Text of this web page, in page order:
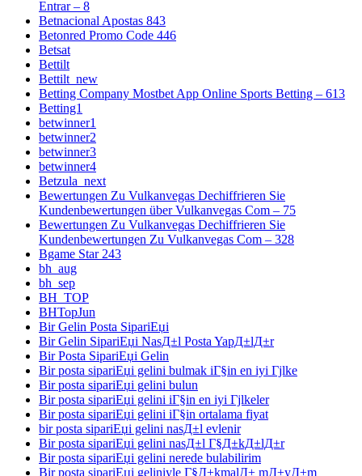
Entrar – 8
Betnacional Apostas 843
Betonred Promo Code 446
Betsat
Bettilt
Bettilt_new
Betting Company Mostbet App Online Sports Betting – 613
Betting1
betwinner1
betwinner2
betwinner3
betwinner4
Betzula_next
Bewertungen Zu Vulkanvegas Dechiffrieren Sie
Kundenbewertungen über Vulkanvegas Com – 75
Bewertungen Zu Vulkanvegas Dechiffrieren Sie
Kundenbewertungen Zu Vulkanvegas Com – 328
Bgame Star 243
bh_aug
bh_sep
BH_TOP
BHTopJun
Bir Gelin Posta SipariЕџi
Bir Gelin SipariЕџi NasД±l Posta YapД±lД±r
Bir Posta SipariЕџi Gelin
Bir posta sipariЕџi gelini bulmak iГ§in en iyi Гјlke
Bir posta sipariЕџi gelini bulun
Bir posta sipariЕџi gelini iГ§in en iyi Гјlkeler
Bir posta sipariЕџi gelini iГ§in ortalama fiyat
bir posta sipariЕџi gelini nasД±l evlenir
Bir posta sipariЕџi gelini nasД±l Г§Д±kД±lД±r
Bir posta sipariЕџi gelini nerede bulabilirim
Bir posta sipariЕџi geliniyle Г§Д±kmalД± mД±yД±m